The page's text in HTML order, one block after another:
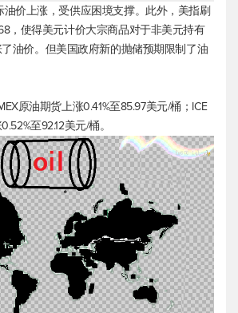
油价上涨，受供应困境支撑。此外，美指刷
，使得美元计价大宗商品对于非美元持有
油价。但美国政府新的抛储预期限制了油
原油期货上涨0.41%至85.97美元/桶；ICE
至92.12美元/桶。